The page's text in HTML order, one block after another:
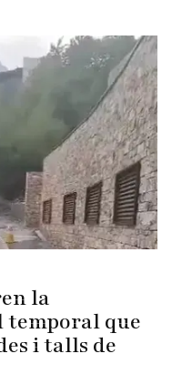
la
temporal que
i talls de